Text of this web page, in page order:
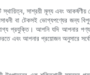
স্থায়িত্ব, সাশ্রয়ী মূল্য এবং
বা টেকসই ভোগ্যপণ্যের জন্য বিপুল
প্রযুক্তি। আপনি যদি আপনার পণ্য
এবং আপনার প্রয়োজন অনুসারে